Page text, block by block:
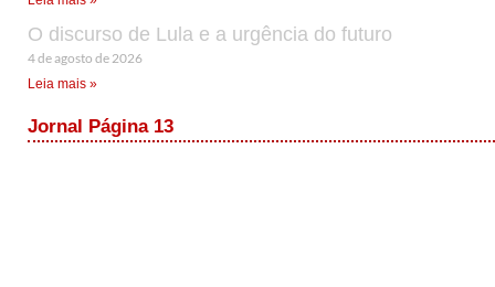
O discurso de Lula e a urgência do futuro
4 de agosto de 2026
Leia mais »
Jornal Página 13